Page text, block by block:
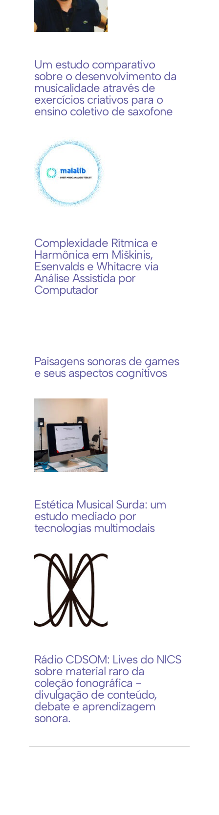
Um estudo comparativo
sobre o desenvolvimento da
musicalidade através de
exercícios criativos para o
ensino coletivo de saxofone
Complexidade Rítmica e
Harmônica em Miškinis,
Esenvalds e Whitacre via
Análise Assistida por
Computador
Paisagens sonoras de games
e seus aspectos cognitivos
Estética Musical Surda: um
estudo mediado por
tecnologias multimodais
Rádio CDSOM: Lives do NICS
sobre material raro da
coleção fonográfica -
divulgação de conteúdo,
debate e aprendizagem
sonora.